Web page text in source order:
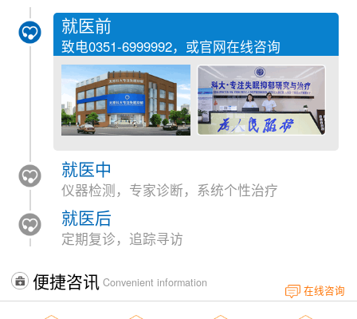
就医前
致电0351-6999992，或官网在线咨询
就医中
仪器检测，专家诊断，系统个性治疗
就医后
定期复诊，追踪寻访
便捷咨讯 Convenient information
在线咨询